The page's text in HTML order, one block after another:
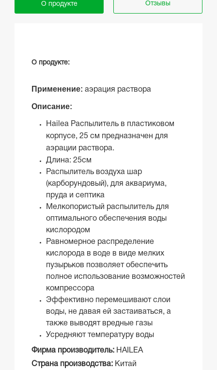
О продукте Отзывы
О продукте:
Применение: аэрация раствора
Описание:
Hailea Распылитель в пластиковом
корпусе, 25 см предназначен для
аэрации раствора.
Длина: 25см
Распылитель воздуха шар
(карборундовый), для аквариума,
пруда и септика
Мелкопористый распылитель для
оптимального обеспечения воды
кислородом
Равномерное распределение
кислорода в воде в виде мелких
пузырьков позволяет обеспечить
полное использование возможностей
компрессора
Эффективно перемешивают слои
воды, не давая ей застаиваться, а
также выводят вредные газы
Усредняют температуру воды
Фирма производитель: HAILEA
Страна производства: Китай